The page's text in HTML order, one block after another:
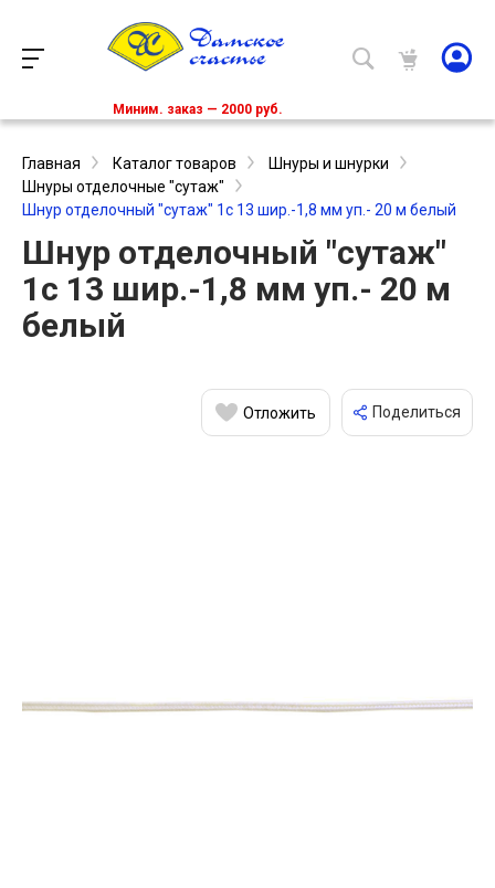
Миним. заказ — 2000 руб.
Главная Каталог товаров
Шнуры и шнурки
Шнуры отделочные "сутаж"
Шнур отделочный "сутаж" 1с 13 шир.-1,8 мм уп.- 20 м белый
Шнур отделочный "сутаж"
1с 13 шир.-1,8 мм уп.- 20 м
белый
Отложить Поделиться